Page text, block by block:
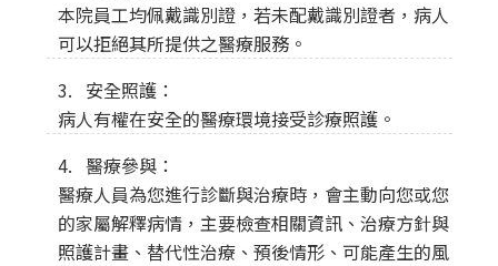
本院員工均佩戴識別證，若未配戴識別證者，病人
可以拒絕其所提供之醫療服務。
3. 安全照護：
病人有權在安全的醫療環境接受診療照護。
4. 醫療參與：
醫療人員為您進行診斷與治療時，會主動向您或您
的家屬解釋病情，主要檢查相關資訊、治療方針與
照護計畫、替代性治療、預後情形、可能產生的風